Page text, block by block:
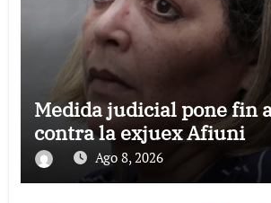
Medida judicial pone fin
contra la exjuex Afiuni
Ago 8, 2026